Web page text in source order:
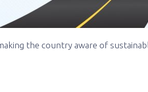
the country aware of